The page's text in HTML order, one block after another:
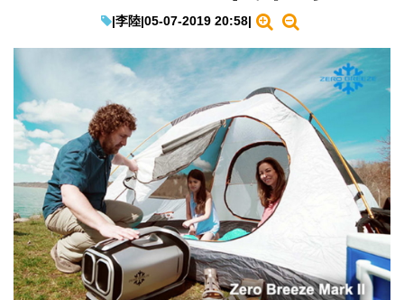
遊戲動漫
教學評測
EduTech
IT Times
生成式AI與雲端應用
Enterprise Digital Transformation
特集
|李陸|05-07-2019 20:58|